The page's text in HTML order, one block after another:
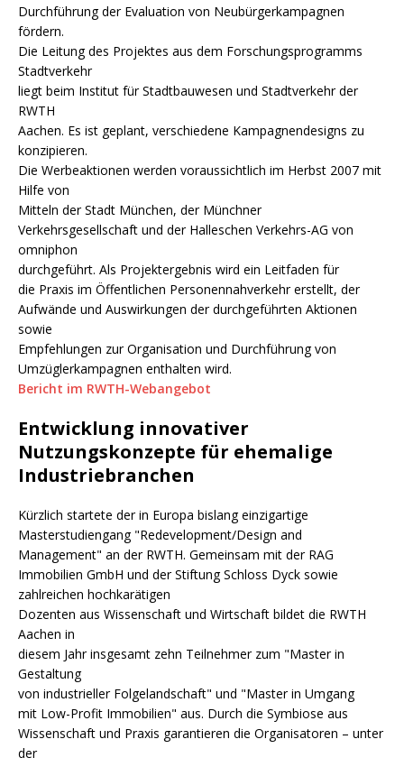
Durchführung der Evaluation von Neubürgerkampagnen
fördern.
Die Leitung des Projektes aus dem Forschungsprogramms
Stadtverkehr
liegt beim Institut für Stadtbauwesen und Stadtverkehr der
RWTH
Aachen. Es ist geplant, verschiedene Kampagnendesigns zu
konzipieren.
Die Werbeaktionen werden voraussichtlich im Herbst 2007 mit
Hilfe von
Mitteln der Stadt München, der Münchner
Verkehrsgesellschaft und der Halleschen Verkehrs-AG von
omniphon
durchgeführt. Als Projektergebnis wird ein Leitfaden für
die Praxis im Öffentlichen Personennahverkehr erstellt, der
Aufwände und Auswirkungen der durchgeführten Aktionen
sowie
Empfehlungen zur Organisation und Durchführung von
Umzüglerkampagnen enthalten wird.
Bericht im RWTH-Webangebot
Entwicklung innovativer
Nutzungskonzepte für ehemalige
Industriebranchen
Kürzlich startete der in Europa bislang einzigartige
Masterstudiengang "Redevelopment/Design and
Management" an der RWTH. Gemeinsam mit der RAG
Immobilien GmbH und der Stiftung Schloss Dyck sowie
zahlreichen hochkarätigen
Dozenten aus Wissenschaft und Wirtschaft bildet die RWTH
Aachen in
diesem Jahr insgesamt zehn Teilnehmer zum "Master in
Gestaltung
von industrieller Folgelandschaft" und "Master in Umgang
mit Low-Profit Immobilien" aus. Durch die Symbiose aus
Wissenschaft und Praxis garantieren die Organisatoren – unter
der